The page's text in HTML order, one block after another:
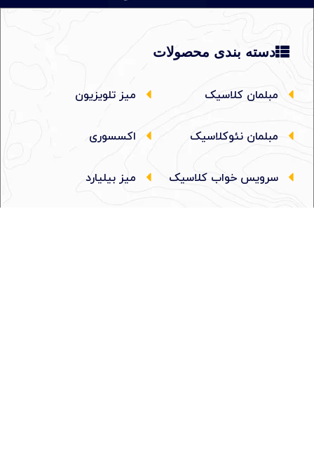
دسته بندی محصولات
مبلمان کلاسیک
مبلمان نئوکلاسیک
سرویس خواب کلاسیک
میز تلویزیون
اکسسوری
میز بیلیارد